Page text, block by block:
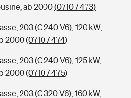
ab 2000(0710 / 473)
203 (C 240 V6), 120 kW,
2000(0710 / 474)
203 (C 240 V6), 125 kW,
2000(0710 / 475)
203 (C 320 V6), 160 kW,